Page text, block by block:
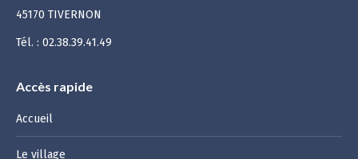
45170 TIVERNON
Tél. : 02.38.39.41.49
Accès rapide
Accueil
Le village